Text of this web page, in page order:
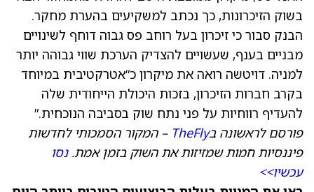
בשוק הזיכרונות, כך נכתב למשקיעים בהערת מחקר.
הבנק סבור כי זיכרון בעל רוחב פס גבוה דוחף לשינויים
מבניים בענף, שעשויים להצדיק הערכת שווי גבוהה יותר
למניה. דויטשה רואה את מיקרון כ“אטרקטיבית במיוחד
בקרב חברות הזיכרון, בזכות היכולת הייחודית שלה
להעדיף רווחיות על פני נתח שוק בסביבה הנוכחית.”
פורסם לראשונה בTheFly – המקור הסמכותי לחדשות
פיננסיות חמות שמזיזות את השוק בזמן אמת.נסו
עכשיו>>